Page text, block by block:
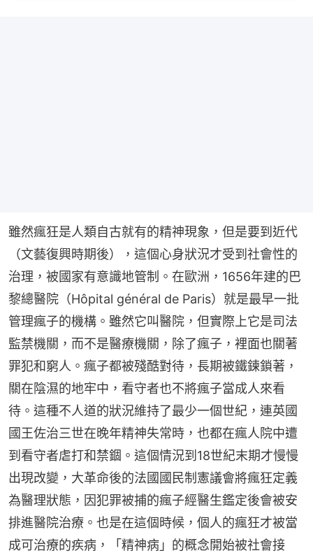
雖然瘋狂是人類自古就有的精神現象，但是要到近代
（文藝復興時期後），這個心身狀況才受到社會性的
治理，被國家有意識地管制。在歐洲，1656年建的巴
黎總醫院（Hôpital général de Paris）就是最早一批
管理瘋子的機構。雖然它叫醫院，但實際上它是司法
監禁機關，而不是醫療機關，除了瘋子，裡面也關著
罪犯和窮人。瘋子都被殘酷對待，長期被鐵鍊鎖著，
關在陰濕的地牢中，看守者也不將瘋子當成人來看
待。這種不人道的狀況維持了最少一個世紀，連英國
國王佐治三世在晚年精神失常時，也都在瘋人院中遭
到看守者虐打和禁錮。這個情況到18世紀末期才慢慢
出現改變，大革命後的法國國民制憲議會將瘋狂定義
為醫理狀態，因犯罪被捕的瘋子經醫生鑑定後會被安
排進醫院治療。也是在這個時候，個人的瘋狂才被當
成可治療的疾病，「精神病」的概念開始被社會接